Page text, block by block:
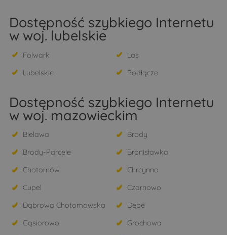
Dostępność szybkiego Internetu
w woj. lubelskie
Folwark
Las
Lubelskie
Podłącze
Dostępność szybkiego Internetu
w woj. mazowieckim
Bielawa
Brody
Brody-Parcele
Bronisławka
Chotomów
Chrcynno
Cupel
Czarnowo
Dąbrowa Chotomowska
Dębe
Gąsiorowo
Grochowa